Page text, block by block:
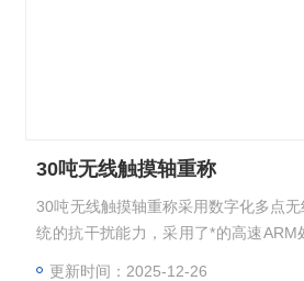
30吨无线触摸轴重称
30吨无线触摸轴重称采用数字化多点
统的抗干扰能力，采用了*的高速ARM
更新时间：2025-12-26